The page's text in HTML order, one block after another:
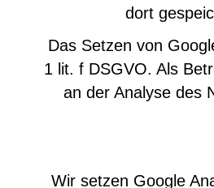
dort
Das Setzen von
1 lit. f DSGVO. Als
an der Analyse des
Wir setzen Google